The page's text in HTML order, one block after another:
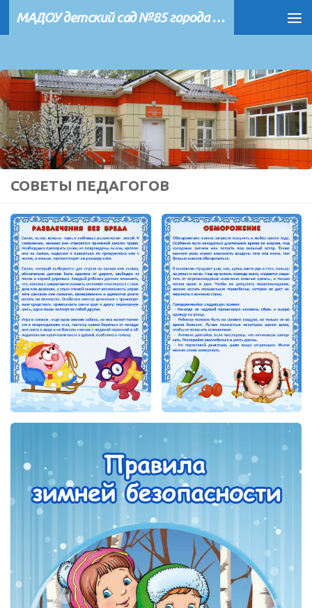
Перейти к содержимому МАДОУ детский сад №85 города Тюмени
СОВЕТЫ ПЕДАГОГОВ